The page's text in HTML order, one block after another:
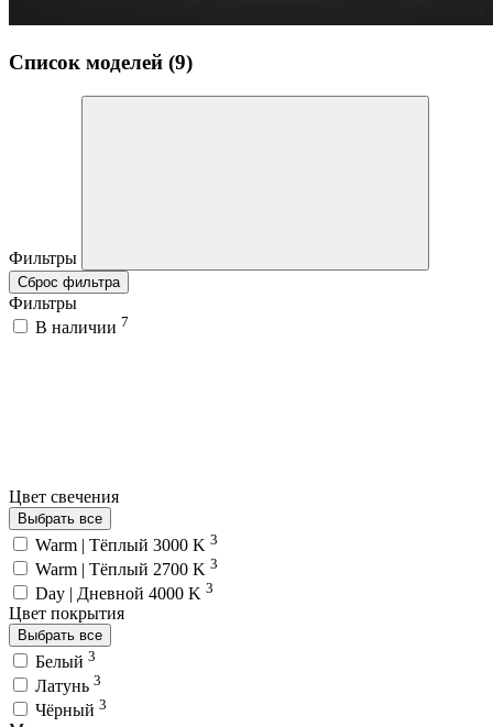
Список моделей (9)
Фильтры
Сброс фильтра
Фильтры
В наличии 7
Цвет свечения
Выбрать все
Warm | Тёплый 3000 K 3
Warm | Тёплый 2700 K 3
Day | Дневной 4000 K 3
Цвет покрытия
Выбрать все
Белый 3
Латунь 3
Чёрный 3